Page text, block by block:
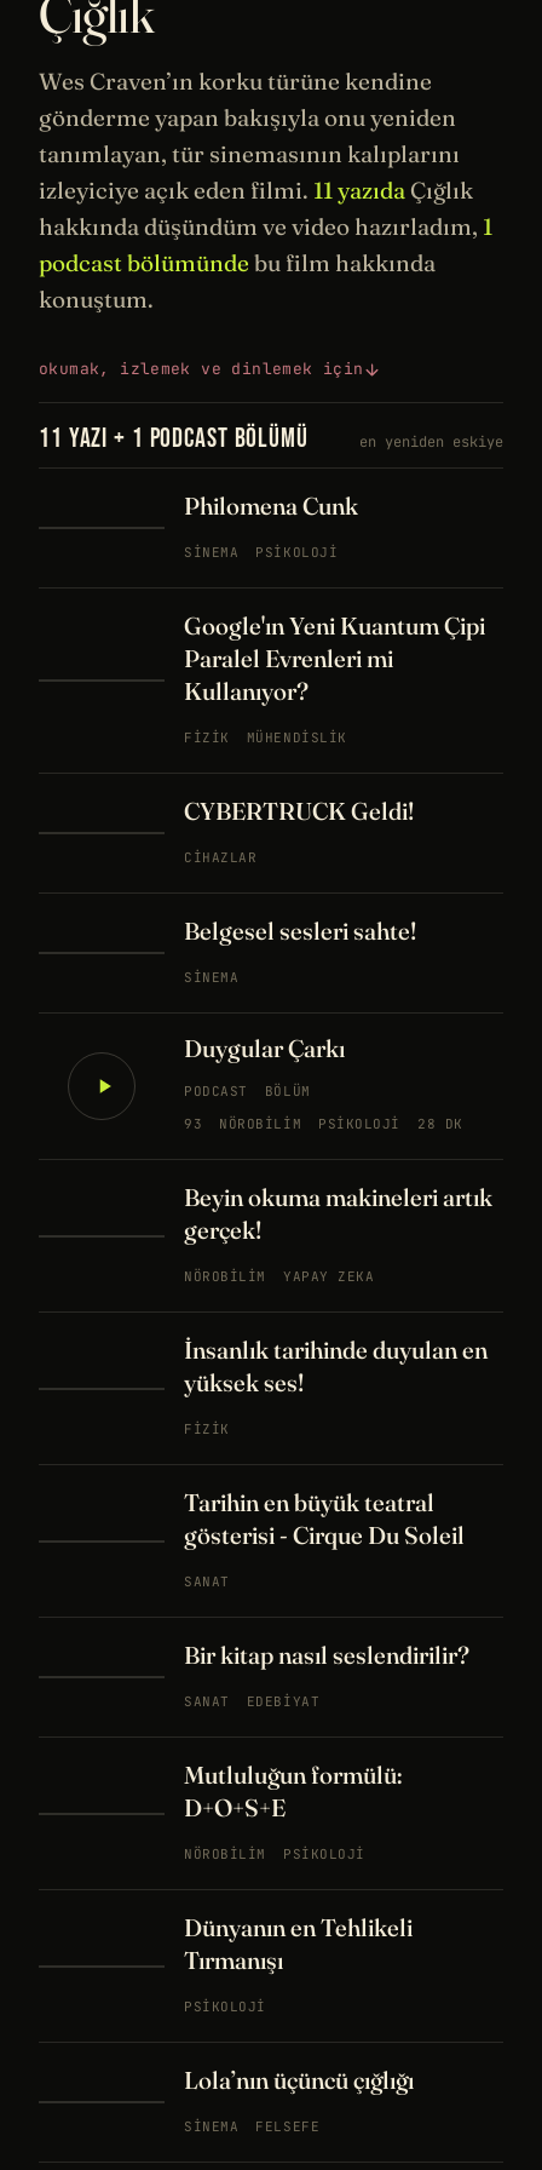
Çığlık
Wes Craven’ın korku türüne kendine
gönderme yapan bakışıyla onu yeniden
tanımlayan, tür sinemasının kalıplarını
izleyiciye açık eden filmi. 11 yazıda Çığlık
hakkında düşündüm ve video hazırladım, 1
podcast bölümünde bu film hakkında
konuştum.
okumak, izlemek ve dinlemek için
11 YAZI + 1 PODCAST BÖLÜMÜ en yeniden eskiye
Philomena Cunk
SINEMA PSIKOLOJI
Google'ın Yeni Kuantum Çipi
Paralel Evrenleri mi
Kullanıyor?
FIZIK MÜHENDISLIK
CYBERTRUCK Geldi!
CIHAZLAR
Belgesel sesleri sahte!
SINEMA
Duygular Çarkı
PODCAST
BÖLÜM
93
NÖROBILIM PSIKOLOJI 28 DK
Beyin okuma makineleri artık
gerçek!
NÖROBILIM YAPAY ZEKA
İnsanlık tarihinde duyulan en
yüksek ses!
FIZIK
Tarihin en büyük teatral
gösterisi - Cirque Du Soleil
SANAT
Bir kitap nasıl seslendirilir?
SANAT EDEBIYAT
Mutluluğun formülü:
D+O+S+E
NÖROBILIM PSIKOLOJI
Dünyanın en Tehlikeli
Tırmanışı
PSIKOLOJI
Lola’nın üçüncü çığlığı
SINEMA FELSEFE